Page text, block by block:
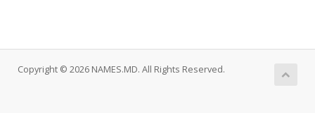
Copyright © 2026 NAMES.MD. All Rights Reserved.